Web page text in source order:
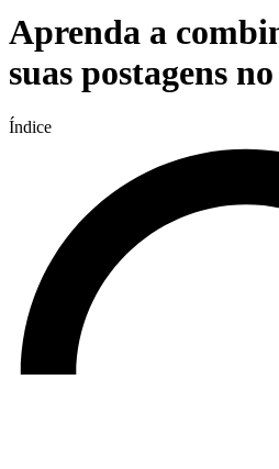
Aprenda a
suas postagens
Índice